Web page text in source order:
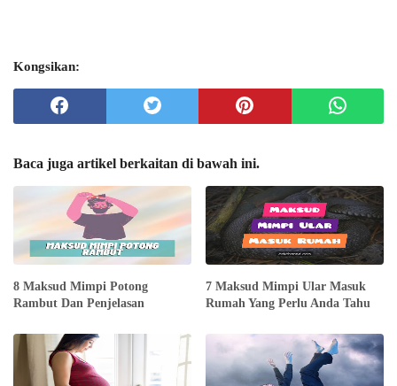
Kongsikan:
Baca juga artikel berkaitan di bawah ini.
8 Maksud Mimpi Potong
Rambut Dan Penjelasan
7 Maksud Mimpi Ular Masuk
Rumah Yang Perlu Anda Tahu